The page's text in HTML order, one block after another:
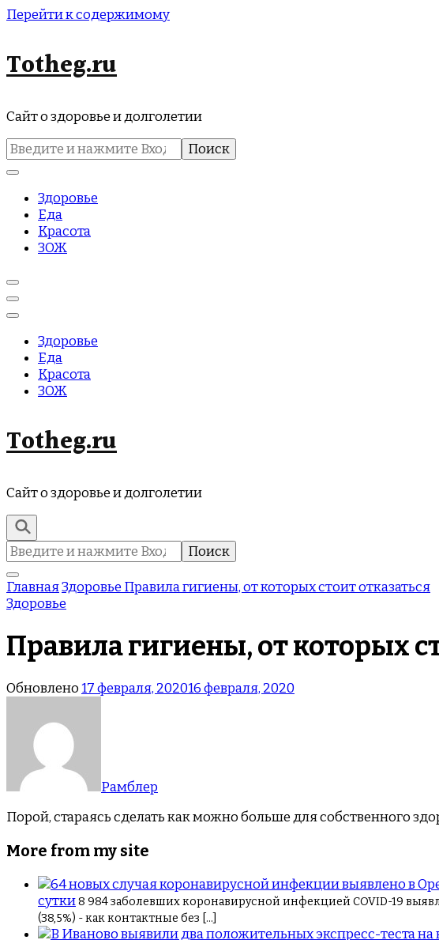
Перейти к содержимому
Totheg.ru
Сайт о здоровье и долголетии
Найти:
Здоровье
Еда
Красота
ЗОЖ
Здоровье
Еда
Красота
ЗОЖ
Totheg.ru
Сайт о здоровье и долголетии
Найти:
ГлавнаяЗдоровье Правила гигиены, от которых стоит отказаться
Здоровье
Правила гигиены, от которых
Обновлено17 февраля, 202016 февраля, 2020
Рамблер
Порой, стараясь сделать как можно больше для собственного
More from my site
сутки8 984 заболевших коронавирусной инфекцией COVID-19
(38,5%) - как контактные без […]